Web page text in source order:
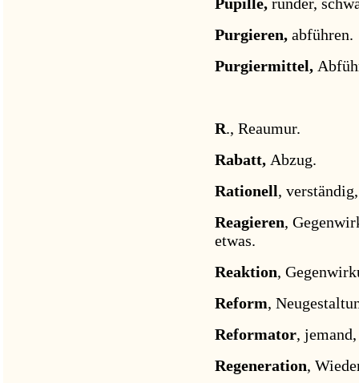
Purgieren, abführen.
Purgiermittel,
R., Reaumur.
Rabatt, Abzug.
Rationell,
Reagieren,
etwas.
Reaktion,
Reform,
Reformator,
Regeneration,